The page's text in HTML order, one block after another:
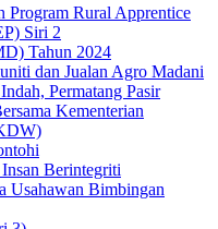
Program Rural Apprentice
Siri 2
Tahun 2024
dan Jualan Agro Madani
Permatang Pasir
Kementerian
Berintegriti
Usahawan Bimbingan